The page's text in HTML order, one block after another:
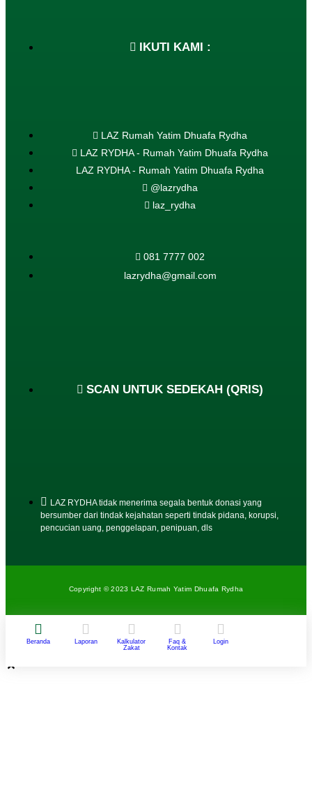
IKUTI KAMI :
LAZ Rumah Yatim Dhuafa Rydha
LAZ RYDHA - Rumah Yatim Dhuafa Rydha
LAZ RYDHA - Rumah Yatim Dhuafa Rydha
@lazrydha
laz_rydha
081 7777 002
lazrydha@gmail.com
SCAN UNTUK SEDEKAH (QRIS)
LAZ RYDHA tidak menerima segala bentuk donasi yang
bersumber dari tindak kejahatan seperti tindak pidana, korupsi,
pencucian uang, penggelapan, penipuan, dls
Copyright © 2023 LAZ Rumah Yatim Dhuafa Rydha
Beranda Laporan
Kalkulator
Zakat
Faq &
Kontak
Login